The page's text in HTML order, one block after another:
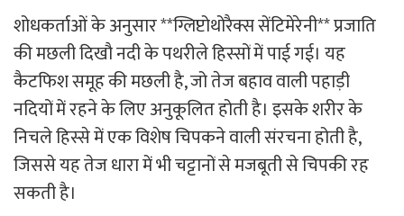
शोधकर्ताओं के अनुसार **ग्लिप्टोथोरैक्स सेंटिमेरेनी** प्रजाति
की मछली दिखौ नदी के पथरीले हिस्सों में पाई गई। यह
कैटफिश समूह की मछली है, जो तेज बहाव वाली पहाड़ी
नदियों में रहने के लिए अनुकूलित होती है। इसके शरीर के
निचले हिस्से में एक विशेष चिपकने वाली संरचना होती है,
जिससे यह तेज धारा में भी चट्टानों से मजबूती से चिपकी रह
सकती है।